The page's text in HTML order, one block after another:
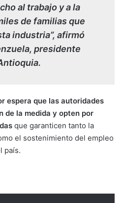
al trabajo y a la
de familias que
industria”, afirmó
presidente
espera que las autoridades
de la medida y opten por
que garanticen tanto la
el sostenimiento del empleo
país.